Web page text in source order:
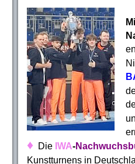
♦ Die IWA-
Kunstturnens in